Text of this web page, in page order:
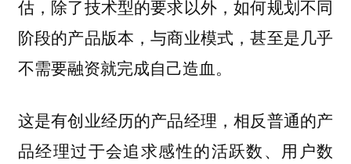
估，除了技术型的要求以外，如何规划不同
阶段的产品版本，与商业模式，甚至是几乎
不需要融资就完成自己造血。
这是有创业经历的产品经理，相反普通的产
品经理过于会追求感性的活跃数、用户数